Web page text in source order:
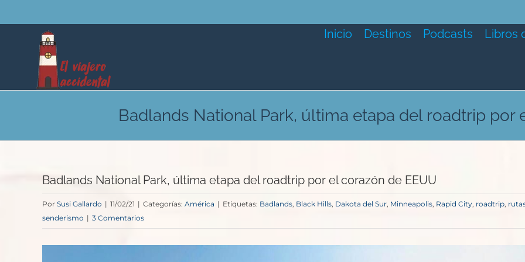
al
contenido
Inicio Destinos Podcasts Libros
Badlands National Park, última etapa del roadtrip por
Badlands National Park, última etapa del roadtrip por el corazón de EEUU
Por Susi Gallardo | 11/02/21 | Categorías: América | Etiquetas: Badlands, Black Hills, Dakota del Sur, Minneapolis, Rapid City, roadtrip,
senderismo | 3 Comentarios